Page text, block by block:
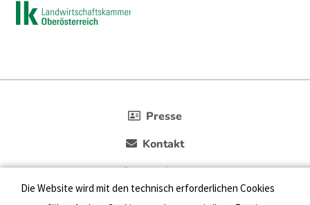
Presse
Kontakt
Datenschutz
Die Website wird mit den technisch erforderlichen Cookies